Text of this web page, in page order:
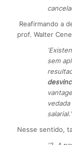
Reafirmando a
prof. Walter
sem
salarial.’
Nesse sentido,